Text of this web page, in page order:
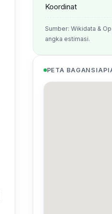
Koordinat
Sumber: Wikidata &
angka estimasi.
PETA